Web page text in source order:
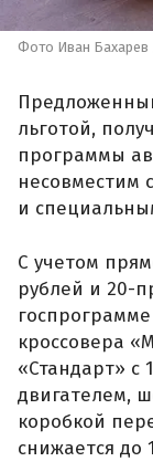
Фото Иван Бахарев
льготой,
программы
несовместим
и
С учетом
рублей и 20-
кроссовера
«Стандарт»
двигателем,
коробкой
снижается до